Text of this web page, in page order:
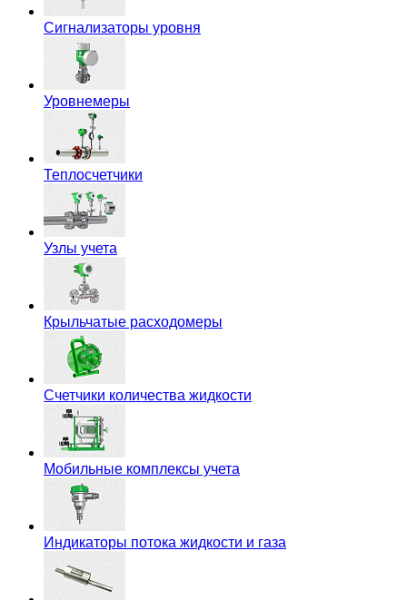
Сигнализаторы уровня
Уровнемеры
Теплосчетчики
Узлы учета
Крыльчатые расходомеры
Счетчики количества жидкости
Мобильные комплексы учета
Индикаторы потока жидкости и газа